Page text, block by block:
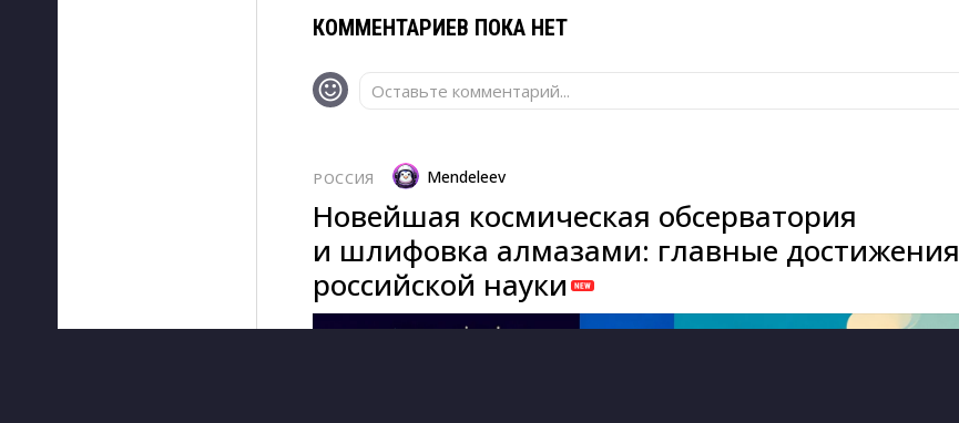
КОММЕНТАРИЕВ ПОКА НЕТ
Оставьте комментарий...
РОССИЯ Mendeleev
Новейшая космическая обсерватория
и шлифовка алмазами: главные достижения
российской науки